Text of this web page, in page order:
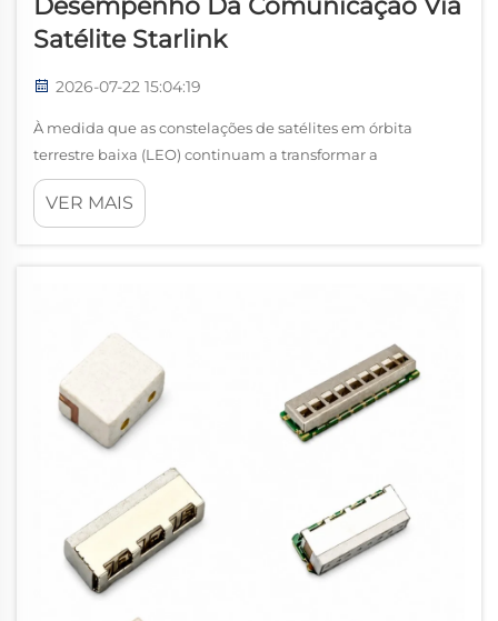
Satélite Starlink
2026-07-22 15:04:19
À medida que as constelações de satélites em órbita
terrestre baixa (LEO) continuam a transformar a
conectividade global, o Starlink tornou-se uma das redes
de banda larga por satélite mais reconhecidas do mundo.
VER MAIS